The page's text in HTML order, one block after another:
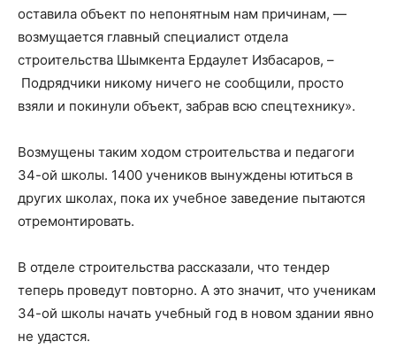
оставила объект по непонятным нам причинам, —
возмущается главный специалист отдела
строительства Шымкента Ердаулет Избасаров, –
Подрядчики никому ничего не сообщили, просто
взяли и покинули объект, забрав всю спецтехнику».
Возмущены таким ходом строительства и педагоги
34-ой школы. 1400 учеников вынуждены ютиться в
других школах, пока их учебное заведение пытаются
отремонтировать.
В отделе строительства рассказали, что тендер
теперь проведут повторно. А это значит, что ученикам
34-ой школы начать учебный год в новом здании явно
не удастся.